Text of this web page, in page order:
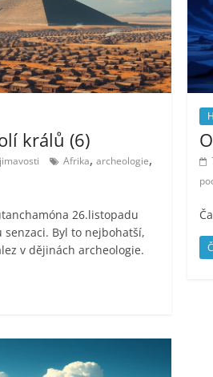
králů (6)
Afrika, archeologie,
26.listopadu
senzaci. Byl to nejbohatší,
v dějinách archeologie.